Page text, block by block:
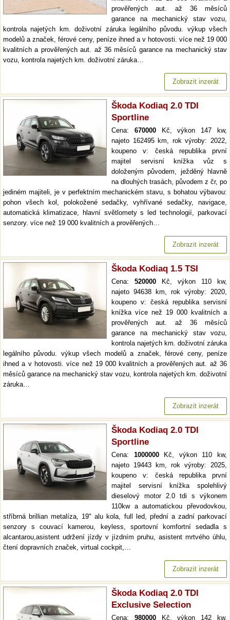
prověřených aut. až 36 měsíců
garance na mechanický stav vozu,
kontrola najetých km. doživotní záruka legálního původu. výkup všech
modelů a značek, férové ceny, peníze ihned a v hotovosti. více než 19 000
kvalitních a prověřených aut. až 36 měsíců garance na mechanický stav
vozu, kontrola najetých km. doživotní záruka…
Zobrazit inzerát
Škoda Kodiaq 2.0 TDI
Sportline
Cena: 670000Kč, výkon 147 kw,
najeto 162495 km, rok výroby: 2022,
koupeno v: česká republika první
majitel servisní knížka vůz s
doloženým původem, ježděný hlavně
na dlouhých trasách, původem z čr, po
jediném majiteli, je v perfektním mechanickém stavu, s bohatou výbavou:
pohon všech kol, polokožené sedačky, vyhřívané sedačky, navigace,
automatická klimatizace, hlavní světlomety s led technologií, parkovací
senzory. více než 19 000 kvalitních a prověřených…
Zobrazit inzerát
Škoda Kodiaq 1.5 TSI
Cena: 520000 Kč, výkon 110 kw,
najeto 94638 km, rok výroby: 2020,
koupeno v: česká republika servisní
knížka více než 19 000 kvalitních a
prověřených aut. až 36 měsíců
garance na mechanický stav vozu,
kontrola najetých km. doživotní záruka
legálního původu. výkup všech modelů a značek, férové ceny, peníze
ihned a v hotovosti. více než 19 000 kvalitních a prověřených aut. až 36
měsíců garance na mechanický stav vozu, kontrola najetých km. doživotní
záruka…
Zobrazit inzerát
Škoda Kodiaq 2.0 TDI
Sportline
Cena: 1000000Kč, výkon 110 kw,
najeto 19443 km, rok výroby: 2025,
koupeno v: česká republika první
majitel servisní knížka spolehlivý
dieselový motor 2.0 tdi s výkonem
110kw a automatickou převodovkou,
stříbrná brillian metalíza, 19" alu kola, full led, přední a zadní parkovací
senzory s couvací kamerou, keyless, sportovní komfortní sedadla s
alcantarou,asistent udržení jízdy v jízdním pruhu, asistent mrtvého úhlu,
čtení dopravních značek, virtual cockpit,…
Zobrazit inzerát
Škoda Kodiaq 2.0 TDI
Exclusive Selection
Cena: 980000Kč, výkon 142 kw,